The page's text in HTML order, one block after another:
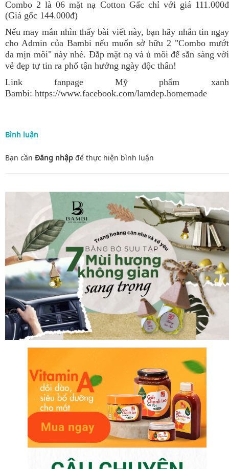
Combo 2 là 06 mặt nạ Cotton Gấc chỉ với giá 111.000đ
(Giá gốc 144.000đ)
Nếu may mắn nhìn thấy bài viết này, bạn hãy nhắn tin ngay
cho Admin của Bambi nếu muốn sở hữu 2 "Combo mướt
da mịn môi" này nhé. Đắp mặt nạ và ủ môi để sẵn sàng với
vẻ đẹp tự tin ra phố tận hưởng ngày độc thân!
Link fanpage Mỹ phẩm xanh
Bambi: https://www.facebook.com/lamdep.homemade
Bình luận
Bạn cần Đăng nhập để thực hiện bình luận